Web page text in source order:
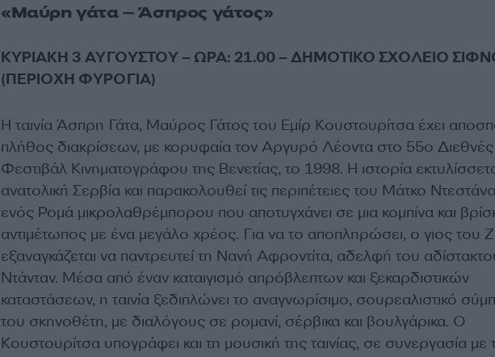
«Μαύρη γάτα – Άσπρος γάτος»
ΚΥΡΙΑΚΗ 3 ΑΥΓΟΥΣΤΟΥ – ΩΡΑ: 21.00 – ΔΗΜΟΤΙΚΟ ΣΧΟΛΕΙΟ
(ΠΕΡΙΟΧΗ ΦΥΡΟΓΙΑ)
Η ταινία Άσπρη Γάτα, Μαύρος Γάτος του Εμίρ Κουστουρίτσα έχει
πλήθος διακρίσεων, με κορυφαία τον Αργυρό Λέοντα στο 55ο Διεθνές
Φεστιβάλ Κινηματογράφου της Βενετίας, το 1998. Η ιστορία
ανατολική Σερβία και παρακολουθεί τις περιπέτειες του Μάτκο
ενός Ρομά μικρολαθρέμπορου που αποτυγχάνει σε μια κομπίνα και
αντιμέτωπος με ένα μεγάλο χρέος. Για να το αποπληρώσει, ο γιος του
εξαναγκάζεται να παντρευτεί τη Νανή Αφροντίτα, αδελφή του
Ντάνταν. Μέσα από έναν καταιγισμό απρόβλεπτων και ξεκαρδιστικών
καταστάσεων, η ταινία ξεδιπλώνει το αναγνωρίσιμο, σουρεαλιστικό
του σκηνοθέτη, με διαλόγους σε ρομανί, σέρβικα και βουλγάρικα. Ο
Κουστουρίτσα υπογράφει και τη μουσική της ταινίας, σε συνεργασία με